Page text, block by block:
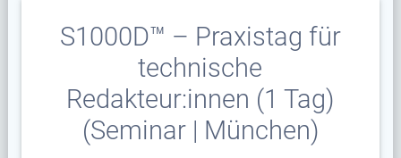
S1000D™ – Praxistag für
technische
Redakteur:innen (1 Tag)
(Seminar | München)